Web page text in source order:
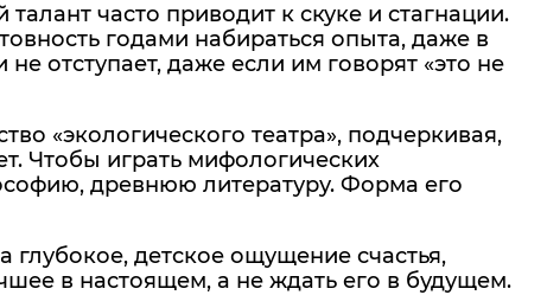
часто приводит к скуке и стагнации.
годами набираться опыта, даже в
отступает, даже если им говорят «это не
«экологического театра», подчеркивая,
Чтобы играть мифологических
древнюю литературу. Форма его
глубокое, детское ощущение счастья,
в настоящем, а не ждать его в будущем.